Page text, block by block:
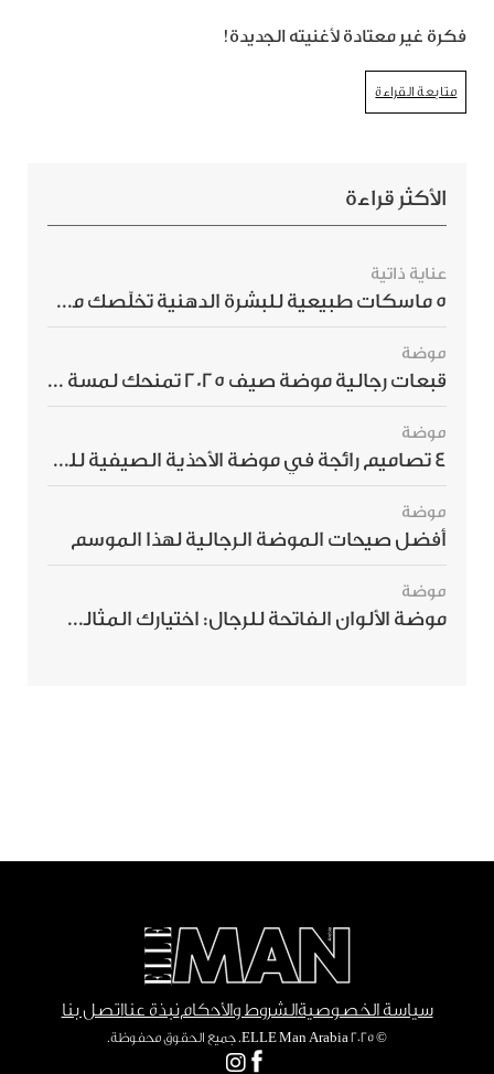
فكرة غير معتادة لأغنيته الجديدة!
متابعة القراءة
الأكثر قراءة
عناية ذاتية
5 ماسكات طبيعية للبشرة الدهنية تخلّصك من الحبوب بسرعة
موضة
قبعات رجالية موضة صيف 2025 تمنحك لمسة أناقة استثنائية
موضة
4 تصاميم رائجة في موضة الأحذية الصيفية للرجال هذا الموسم
موضة
أفضل صيحات الموضة الرجالية لهذا الموسم
موضة
موضة الألوان الفاتحة للرجال: اختيارك المثالي لإطلالة صيفية مبهرة
سياسة الخصوصيةالشروط والأحكامنبذة عنااتصل بنا
© ٢٠٢٥ ELLE Man Arabia. جميع الحقوق محفوظة.